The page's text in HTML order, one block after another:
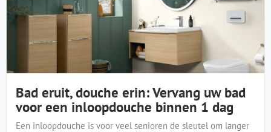
Bad eruit, douche erin: Vervang uw bad
voor een inloopdouche binnen 1 dag
Een inloopdouche is voor veel senioren de sleutel om langer